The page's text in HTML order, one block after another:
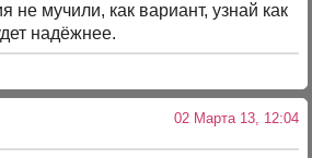
не мучили, как вариант, узнай как
надёжнее.
02 Марта 13, 12:04